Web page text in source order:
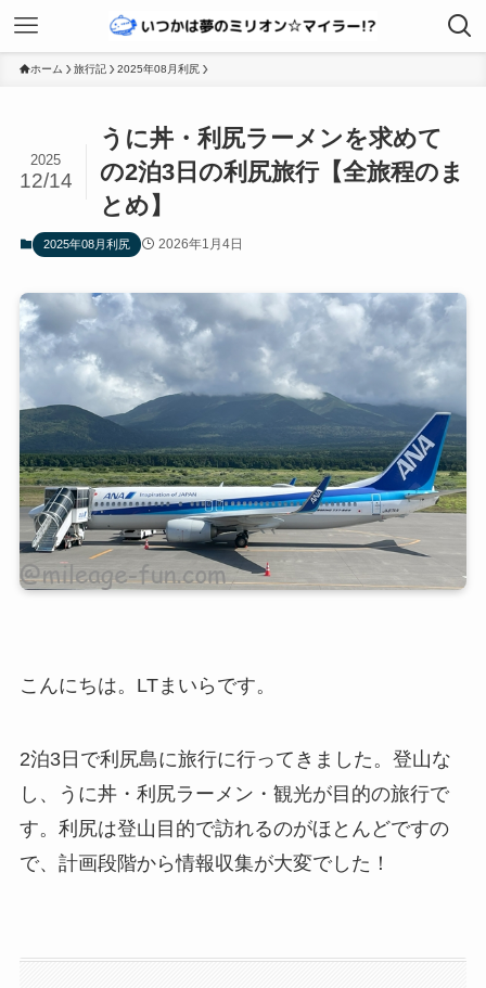
ホーム 旅行記 2025年08月利尻
うに丼・利尻ラーメンを求めて
の2泊3日の利尻旅行【全旅程のま
とめ】
2025
12/14
2025年08月利尻 2026年1月4日
こんにちは。LTまいらです。
2泊3日で利尻島に旅行に行ってきました。登山な
し、うに丼・利尻ラーメン・観光が目的の旅行で
す。利尻は登山目的で訪れるのがほとんどですの
で、計画段階から情報収集が大変でした！